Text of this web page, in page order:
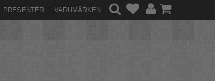
PRESENTER VARUMÄRKEN